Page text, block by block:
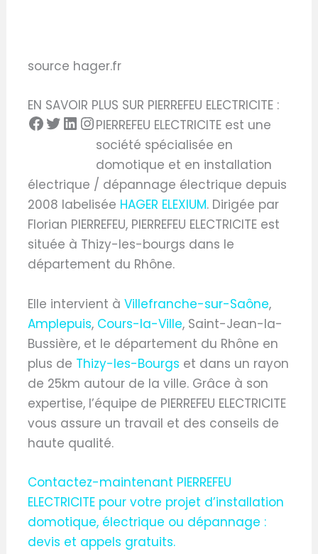
source hager.fr
EN SAVOIR PLUS SUR PIERREFEU ELECTRICITE :
PIERREFEU ELECTRICITE est une
société spécialisée en
domotique et en installation
électrique / dépannage électrique depuis
2008 labelisée HAGER ELEXIUM. Dirigée par
Florian PIERREFEU, PIERREFEU ELECTRICITE est
située à Thizy-les-bourgs dans le
département du Rhône.
Elle intervient àVillefranche-sur-Saône,
Amplepuis, Cours-la-Ville, Saint-Jean-la-
Bussière, et le département du Rhône en
plus de Thizy-les-Bourgs et dans un rayon
de 25km autour de la ville. Grâce à son
expertise, l’équipe de PIERREFEU ELECTRICITE
vous assure un travail et des conseils de
haute qualité.
Contactez-maintenant PIERREFEU
ELECTRICITE pour votre projet d’installation
domotique, électrique ou dépannage :
devis et appels gratuits.